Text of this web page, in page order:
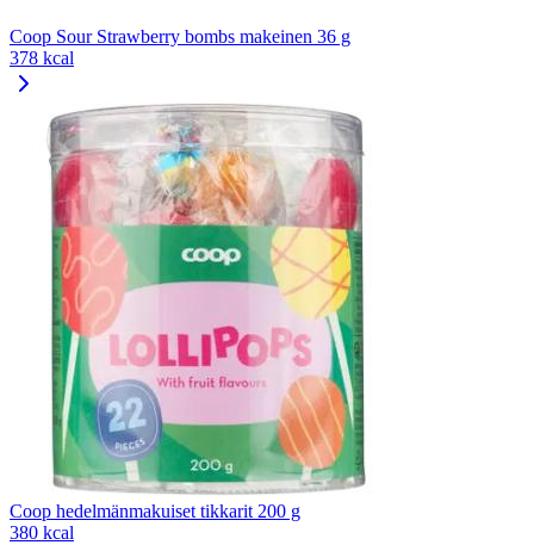
Coop Sour Strawberry bombs makeinen 36 g
378 kcal
Coop hedelmänmakuiset tikkarit 200 g
380 kcal